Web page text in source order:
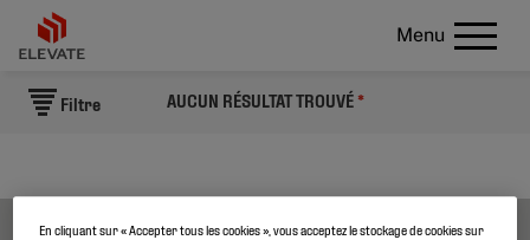
Menu
Filtre AUCUN RÉSULTAT TROUVÉ*
En cliquant sur « Accepter tous les cookies », vous acceptez le stockage de cookies sur